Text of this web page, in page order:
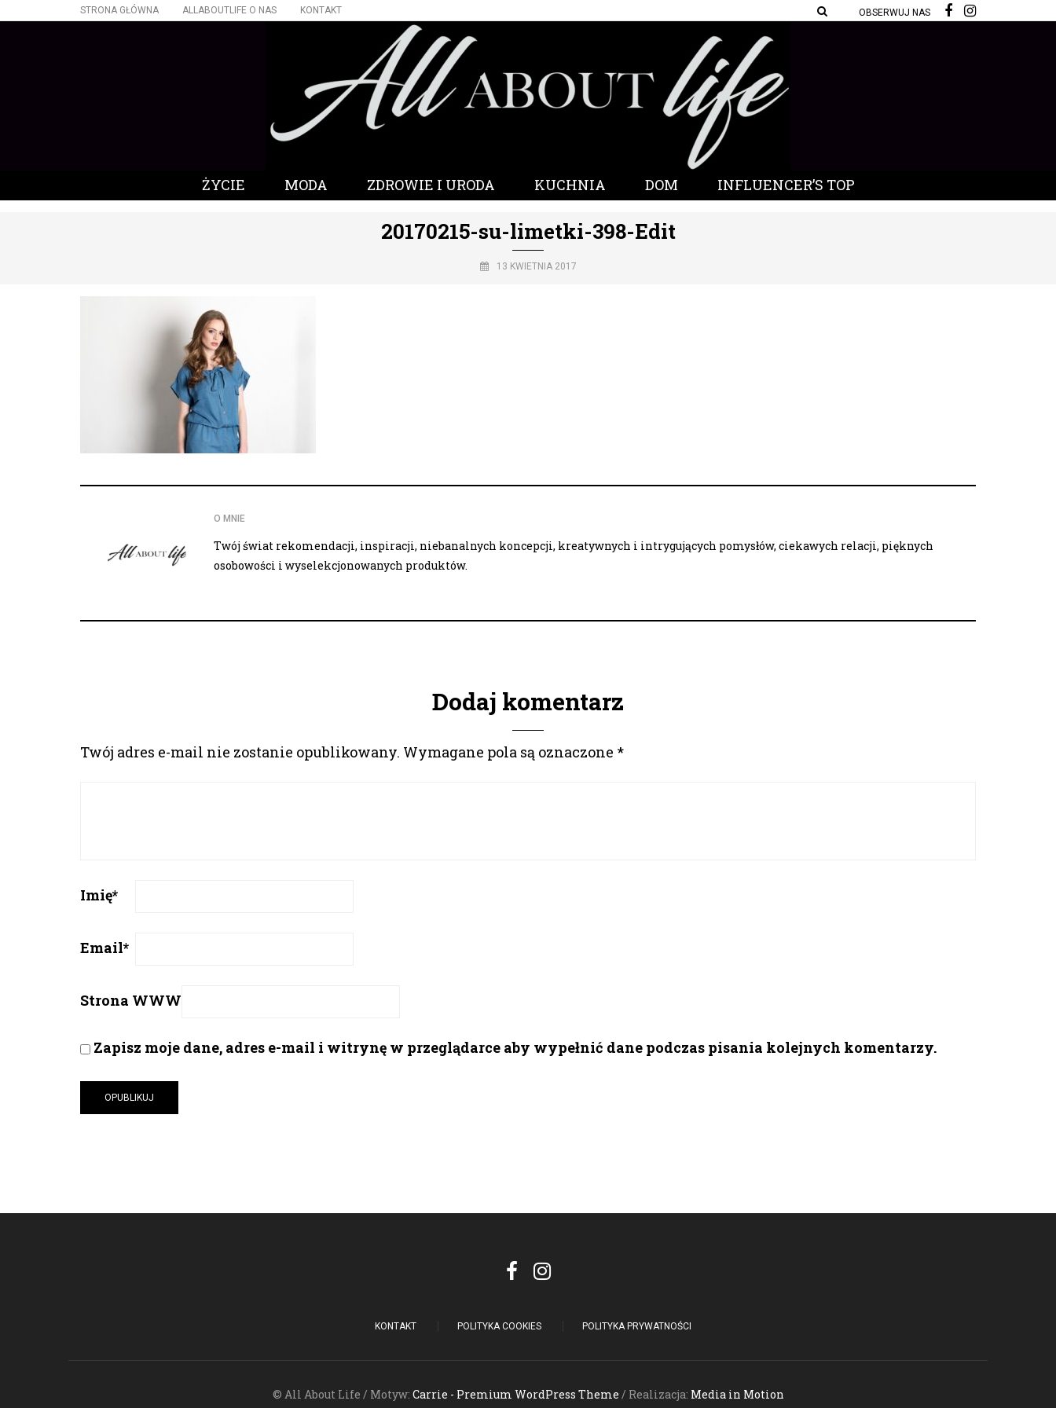
STRONA GŁÓWNA ALLABOUTLIFE O NAS KONTAKT OBSERWUJ NAS
ŻYCIE MODA ZDROWIE I URODA KUCHNIA DOM INFLUENCER’S TOP
20170215-su-limetki-398-Edit
13 KWIETNIA 2017
O MNIE
Twój świat rekomendacji, inspiracji, niebanalnych koncepcji, kreatywnych i intrygujących pomysłów, ciekawych relacji, pięknych
osobowości i wyselekcjonowanych produktów.
Dodaj komentarz
Twój adres e-mail nie zostanie opublikowany. Wymagane pola są oznaczone *
Imię*
Email*
Strona WWW
Zapisz moje dane, adres e-mail i witrynę w przeglądarce aby wypełnić dane podczas pisania kolejnych komentarzy.
KONTAKT POLITYKA COOKIES POLITYKA PRYWATNOŚCI
© All About Life / Motyw: Carrie - Premium WordPress Theme / Realizacja: Media in Motion